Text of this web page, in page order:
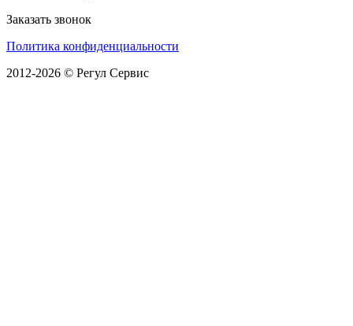
Заказать звонок
Политика конфиденциальности
2012-2026 © Регул Сервис